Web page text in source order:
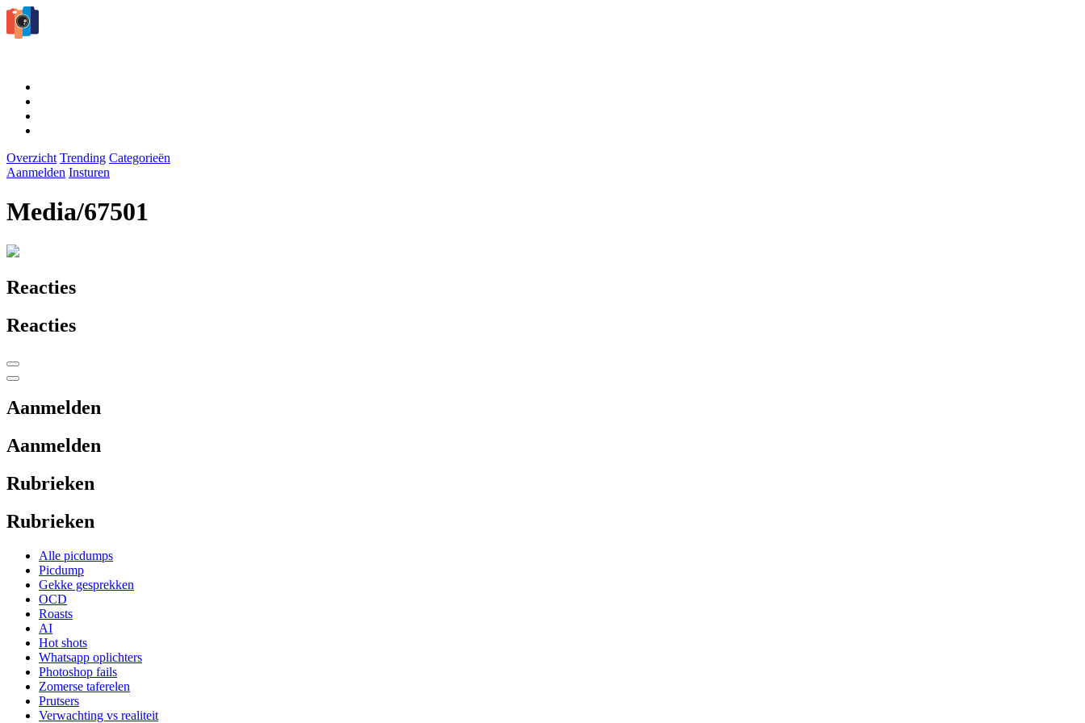
Overzicht Trending Categorieën
Aanmelden Insturen
Media/67501
Reacties
Reacties
Aanmelden
Aanmelden
Rubrieken
Rubrieken
Alle picdumps
Picdump
Gekke gesprekken
OCD
Roasts
AI
Hot shots
Whatsapp oplichters
Photoshop fails
Zomerse taferelen
Prutsers
Verwachting vs realiteit